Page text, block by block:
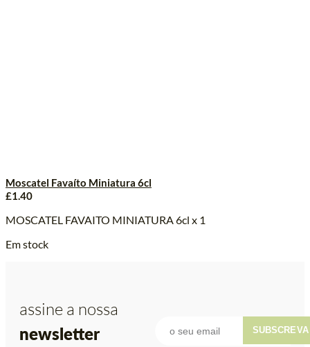
Moscatel Favaíto Miniatura 6cl
£1.40
MOSCATEL FAVAITO MINIATURA 6cl x 1
Em stock
assine a nossa
newsletter SUBSCREVA